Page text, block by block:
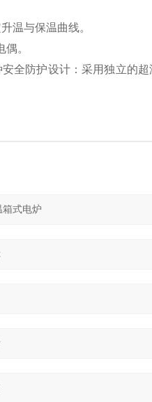
温与保温曲线。
。
全防护设计：采用独立的